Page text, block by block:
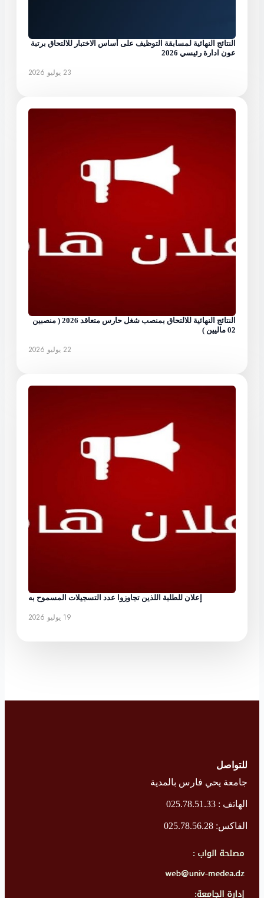
النتائج النهائية لمسابقة التوظيف على أساس الاختبار للالتحاق برتبة
عون ادارة رئيسي 2026
23 يوليو 2026
النتائج النهائية للالتحاق بمنصب شغل حارس متعاقد 2026 ( منصبين
02 ماليين )
22 يوليو 2026
إعلان للطلبة اللذين تجاوزوا عدد التسجيلات المسموح به
19 يوليو 2026
للتواصل
جامعة يحي فارس بالمدية
الهاتف : 025.78.51.33
الفاكس: 025.78.56.28